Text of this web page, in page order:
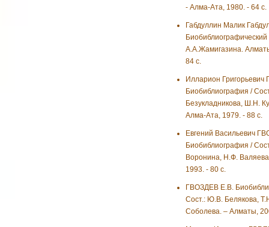
- Алма-Ата, 1980. - 64 с.
Габдуллин Малик
Биобиблиографический
А.А.Жамигазина.
84 с.
Илларион Григорьевич
Биобиблиография /
Безукладникова, Ш.Н.
Алма-Ата, 1979. - 88 с.
Евгений Васильевич
Биобиблиография /
Воронина, Н.Ф.
1993. - 80 с.
ГВОЗДЕВ Е.В.
Сост.: Ю.В. Белякова,
Соболева. – Алматы,